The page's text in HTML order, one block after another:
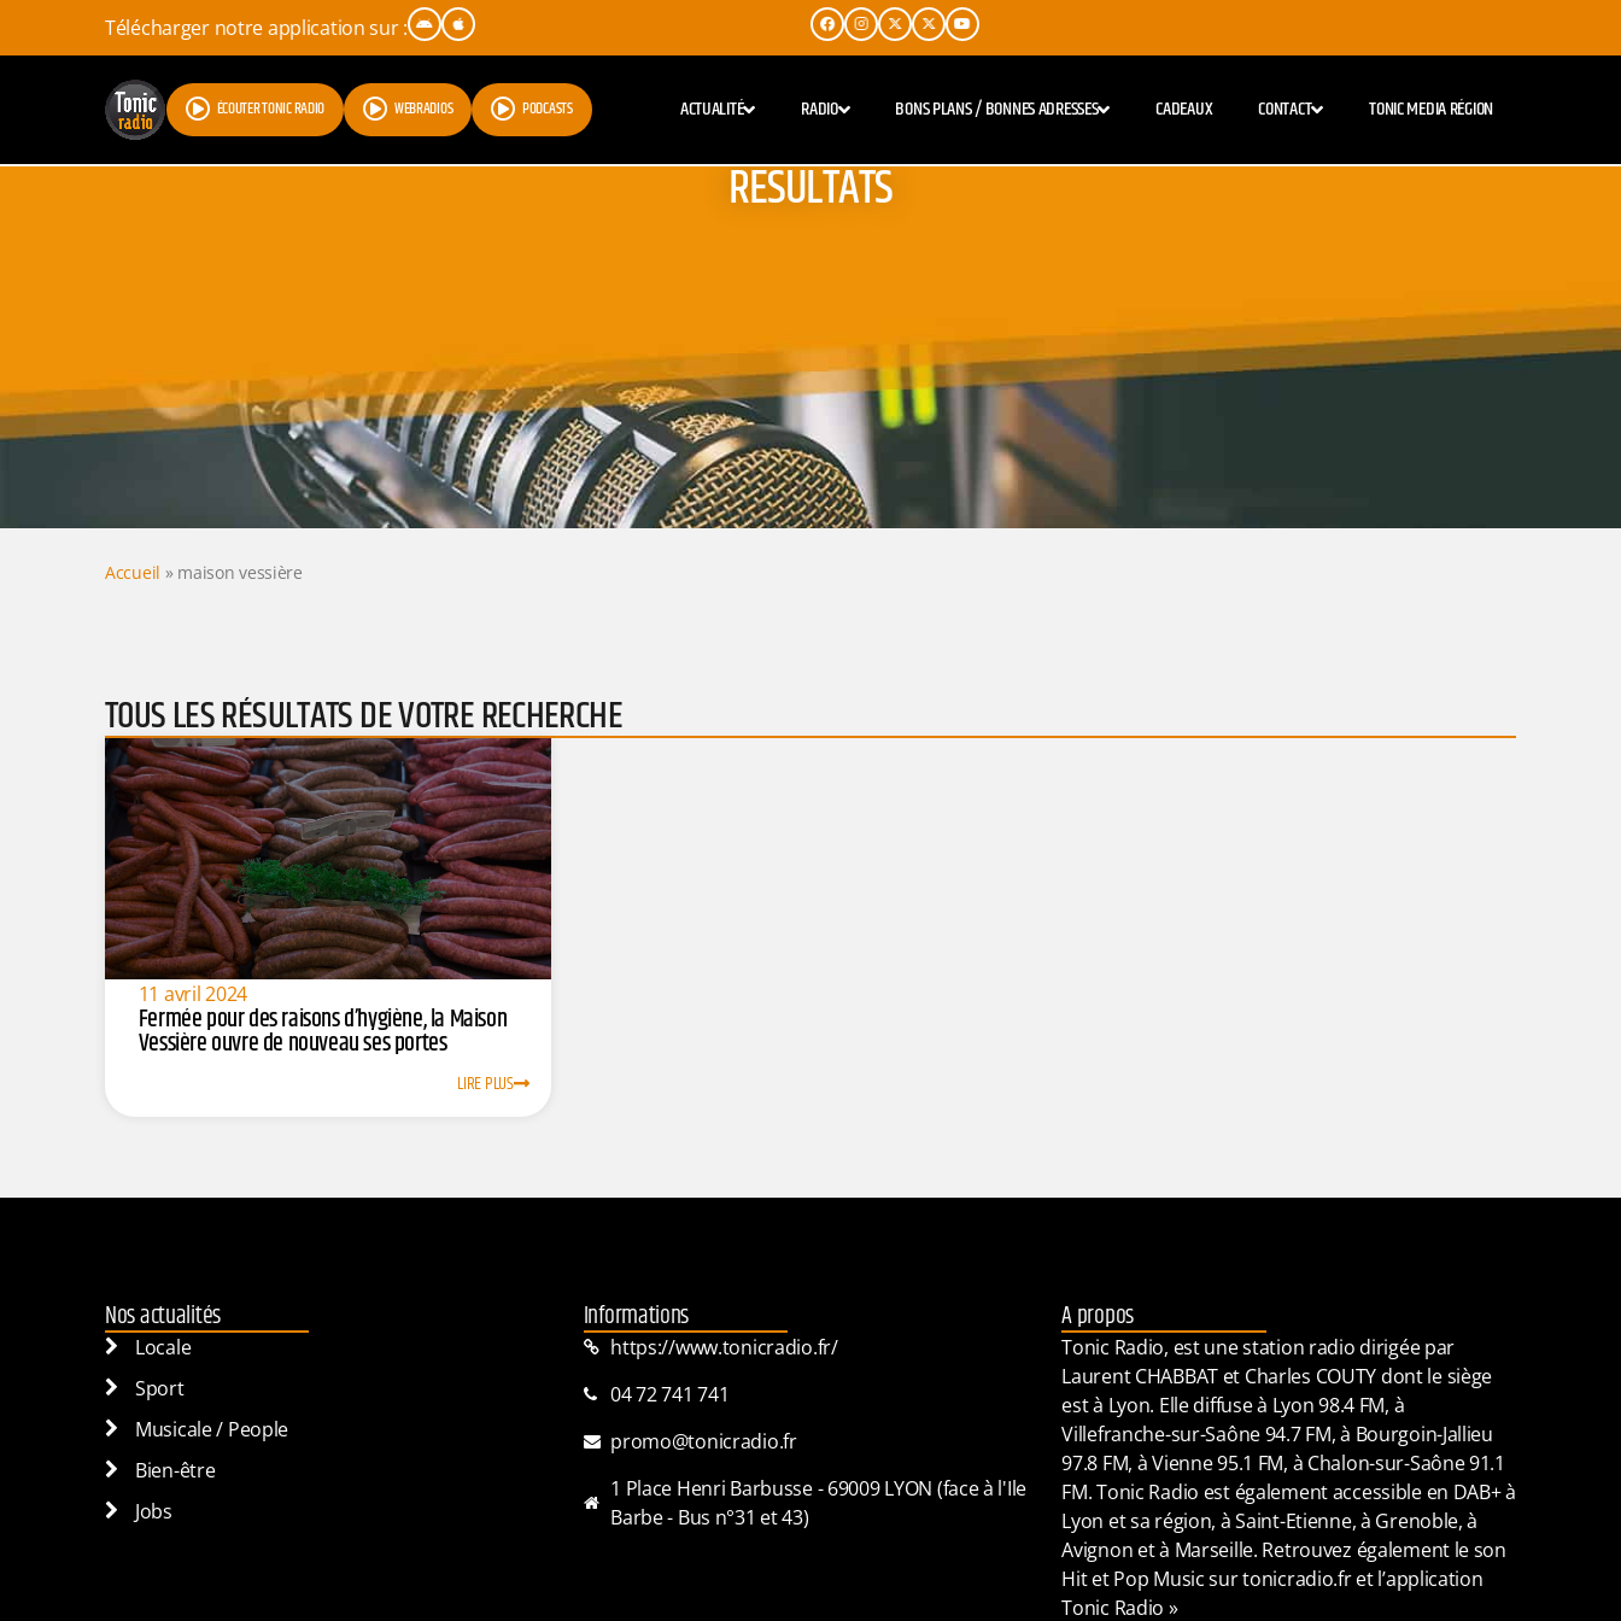
Télécharger notre application sur :
ÉCOUTER TONIC RADIO WEBRADIOS PODCASTS ACTUALITÉ RADIO BONS PLANS / BONNES ADRESSES CADEAUX CONTACT TONIC MEDIA RÉGION
RESULTATS
Accueil » maison vessière
TOUS LES RÉSULTATS DE VOTRE RECHERCHE
11 avril 2024
Fermée pour des raisons d’hygiène, la Maison
Vessière ouvre de nouveau ses portes
LIRE PLUS
Nos actualités
Locale
Sport
Musicale / People
Bien-être
Jobs
Informations
https://www.tonicradio.fr/
04 72 741 741
promo@tonicradio.fr
1 Place Henri Barbusse - 69009 LYON (face à l'Ile
Barbe - Bus n°31 et 43)
A propos
Tonic Radio, est une station radio dirigée par
Laurent CHABBAT et Charles COUTY dont le siège
est à Lyon. Elle diffuse à Lyon 98.4 FM, à
Villefranche-sur-Saône 94.7 FM, à Bourgoin-Jallieu
97.8 FM, à Vienne 95.1 FM, à Chalon-sur-Saône 91.1
FM. Tonic Radio est également accessible en DAB+ à
Lyon et sa région, à Saint-Etienne, à Grenoble, à
Avignon et à Marseille. Retrouvez également le son
Hit et Pop Music sur tonicradio.fr et l’application
Tonic Radio »